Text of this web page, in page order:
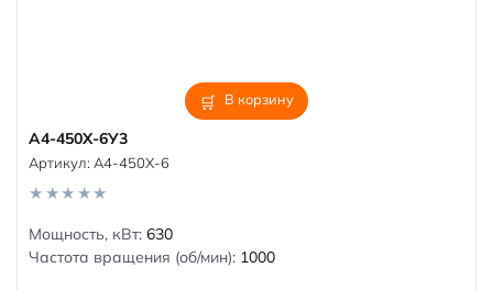
В корзину
А4-450Х-6У3
Артикул: А4-450Х-6
0
o
u
Мощность, кВт: 630
Частота вращения (об/мин): 1000